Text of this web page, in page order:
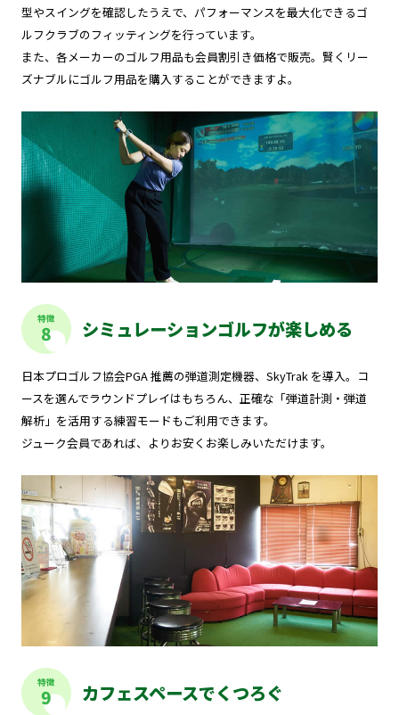
型やスイングを確認したうえで、パフォーマンスを最大化できるゴ
ルフクラブのフィッティングを行っています。
また、各メーカーのゴルフ用品も会員割引き価格で販売。賢くリー
ズナブルにゴルフ用品を購入することができますよ。
特徴
8 シミュレーションゴルフが楽しめる
日本プロゴルフ協会PGA 推薦の弾道測定機器、SkyTrak を導入。コ
ースを選んでラウンドプレイはもちろん、正確な「弾道計測・弾道
解析」を活用する練習モードもご利用できます。
ジューク会員であれば、よりお安くお楽しみいただけます。
特徴
9 カフェスペースでくつろぐ